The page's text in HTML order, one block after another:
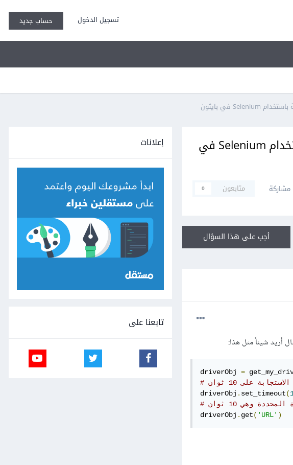
تسجيل الدخول حساب جديد
كيفية تعيين مهلة افتراضية timeout أو حد أقصى لوقت الاستجابة باستخدام Selenium في
مشاركة متابعون 0
أجب على هذا السؤال
driverObj =
على 10 ثوان
driverObj . set_timeout(
وهي 10 ثوان
driverObj . get( 'URL' )
إعلانات
تابعنا على